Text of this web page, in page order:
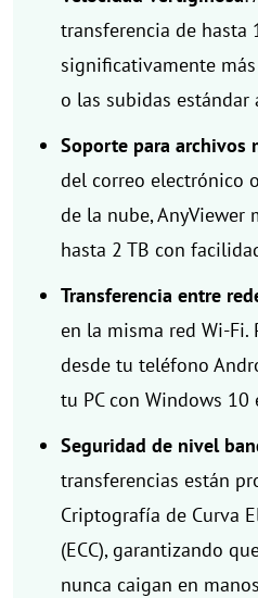
transferencia de hasta
significativamente
o las subidas estándar
Soporte para archivos
del correo electrónico
de la nube, AnyViewer
hasta 2 TB con
Transferencia entre
en la misma red Wi-Fi.
desde tu teléfono
tu PC con Windows 10
Seguridad de nivel
transferencias están
Criptografía de Curva
(ECC), garantizando
nunca caigan en